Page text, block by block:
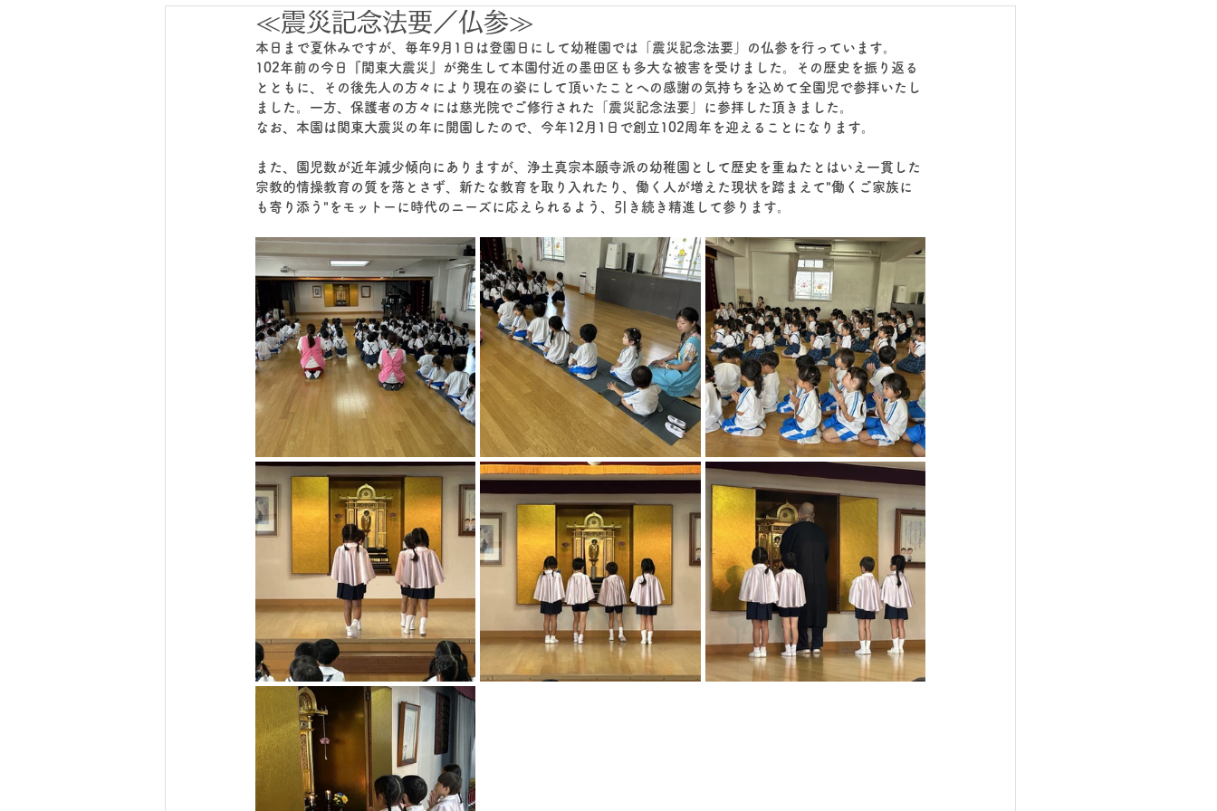
≪震災記念法要／仏参≫
本日まで夏休みですが、毎年9月1日は登園日にして幼稚園では「震災記念法要」の仏参を行っています。
102年前の今日『関東大震災』が発生して本園付近の墨田区も多大な被害を受けました。その歴史を振り返る
とともに、その後先人の方々により現在の姿にして頂いたことへの感謝の気持ちを込めて全園児で参拝いたし
ました。一方、保護者の方々には慈光院でご修行された「震災記念法要」に参拝した頂きました。
なお、本園は関東大震災の年に開園したので、今年12月1日で創立102周年を迎えることになります。
また、園児数が近年減少傾向にありますが、浄土真宗本願寺派の幼稚園として歴史を重ねたとはいえ一貫した
宗教的情操教育の質を落とさず、新たな教育を取り入れたり、働く人が増えた現状を踏まえて"働くご家族に
も寄り添う"をモットーに時代のニーズに応えられるよう、引き続き精進して参ります。